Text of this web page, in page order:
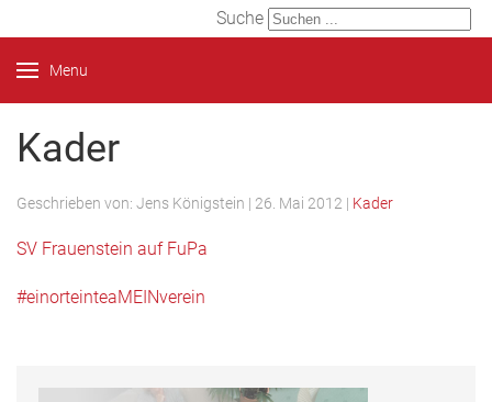
Suche
Menu
Kader
Geschrieben von: Jens Königstein | 26. Mai 2012 | Kader
SV Frauenstein auf FuPa
#einorteinteaMEINverein